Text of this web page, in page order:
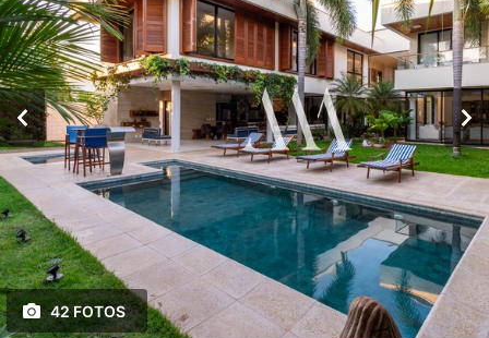
42 FOTOS